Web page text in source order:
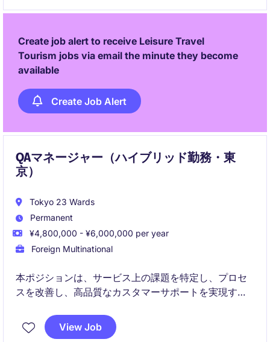
Create job alert to receive Leisure Travel
Tourism jobs via email the minute they become
available
Create Job Alert
QAマネージャー（ハイブリッド勤務・東
京）
Tokyo 23 Wards
Permanent
¥4,800,000 - ¥6,000,000 per year
Foreign Multinational
本ポジションは、サービス上の課題を特定し、プロセ
スを改善し、高品質なカスタマーサポートを実現する
ンド分析・サービス改善・継続的な品質向上を推進し
ます。
View Job